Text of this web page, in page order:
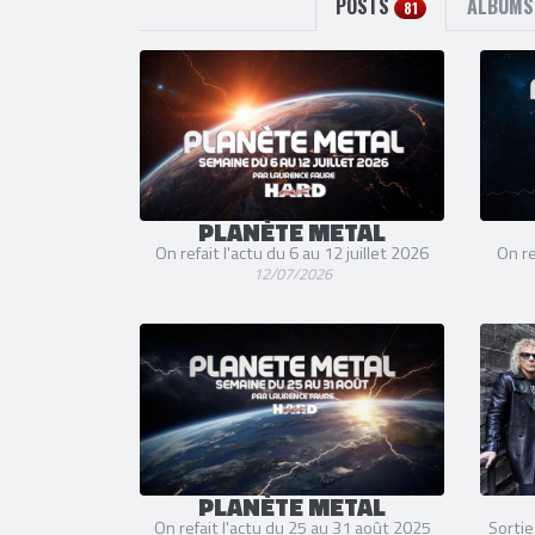
POSTS 81 ALBUMS
PLANÈTE METAL
On refait l'actu du 6 au 12 juillet 2026
12/07/2026
On
PLANÈTE METAL
On refait l'actu du 25 au 31 août 2025